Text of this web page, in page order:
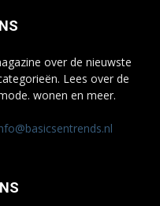
over de nieuwste
Lees over de
wonen en meer.